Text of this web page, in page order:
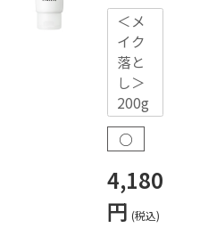
＜メ
イク
落と
し＞
200g
○
4,180
円